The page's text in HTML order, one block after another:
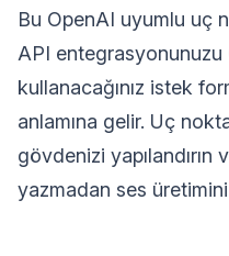
Bu OpenAI uyumlu uç
API
kullanacağınız istek
anlamına gelir. Uç
gövdenizi
yazmadan ses